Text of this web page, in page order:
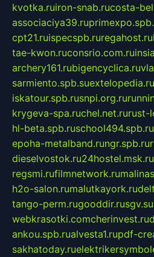
kvotka.ruiron-snab.rucosta-
associaciya39.ru
cpt21.ruispecspb.ruregahost.ru
tae-kwon.ruconsrio.com.ru
archery161.rubigencyclica.ru
sarmiento.spb.suextelopedia.ru
iskatour.spb.rusnpi.org.ru
krygeva-spa.ruchel.net.rurust-
hl-beta.spb.ruschool494.spb.ru
epoha-metalband.rungr.spb.ru
dieselvostok.ru24hostel.msk.ru
regsmi.rufilmnetwork.ru
h2o-salon.rumalutkayork.ru
tango-perm.rugooddir.rusgv.su
webkrasotki.comcherinvest.ru
ankou.spb.rualvesta1.rupdf-
sakhatoday.ru